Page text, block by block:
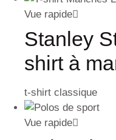
Vue rapide
Stanley
shirt à
t-shirt classique
Vue rapide